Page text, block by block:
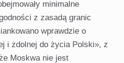
minimalne
z zasadą granic
wprawdzie o
i zdolnej do życia Polski», z
Moskwa nie jest